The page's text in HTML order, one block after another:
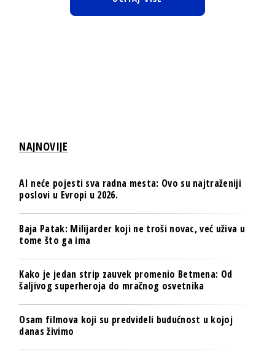
NAJNOVIJE
AI neće pojesti sva radna mesta: Ovo su najtraženiji
poslovi u Evropi u 2026.
Baja Patak: Milijarder koji ne troši novac, već uživa u
tome što ga ima
Kako je jedan strip zauvek promenio Betmena: Od
šaljivog superheroja do mračnog osvetnika
Osam filmova koji su predvideli budućnost u kojoj
danas živimo